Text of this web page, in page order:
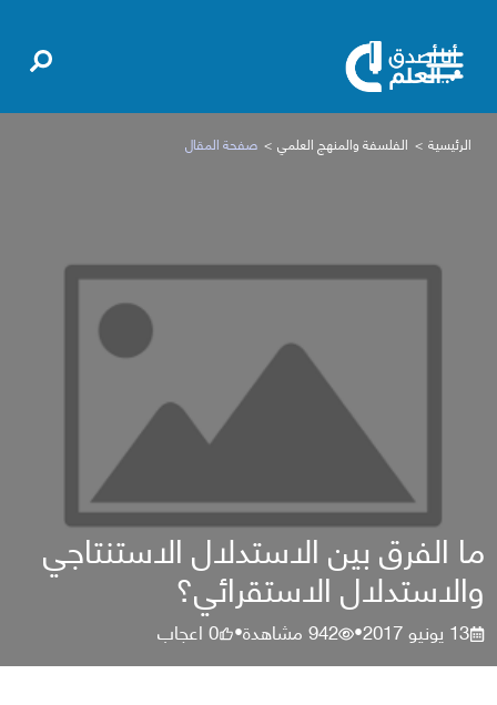
الرئيسية الفلسفة والمنهج العلمي صفحة المقال
ما الفرق بين الاستدلال الاستنتاجي
والاستدلال الاستقرائي؟
13 يونيو 2017 •
942مشاهدة•
0اعجاب